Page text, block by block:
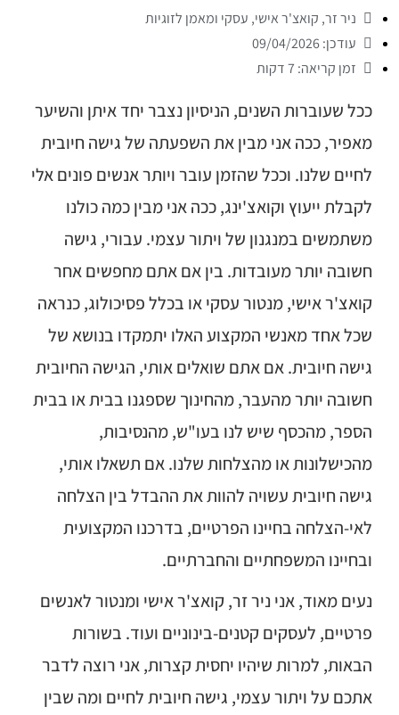
ניר זר, קואצ'ר אישי, עסקי ומאמן לזוגיות
עודכן: 09/04/2026
זמן קריאה: 7 דקות
ככל שעוברות השנים, הניסיון נצבר יחד איתן והשיער
מאפיר, ככה אני מבין את השפעתה של גישה חיובית
לחיים שלנו. וככל שהזמן עובר ויותר אנשים פונים אלי
לקבלת ייעוץ וקואצ'ינג, ככה אני מבין כמה כולנו
משתמשים במנגנון של ויתור עצמי. עבורי, גישה
חשובה יותר מעובדות. בין אם אתם מחפשים אחר
קואצ'ר אישי, מנטור עסקי או בכלל פסיכולוג, כנראה
שכל אחד מאנשי המקצוע האלו יתמקדו בנושא של
גישה חיובית. אם אתם שואלים אותי, הגישה החיובית
חשובה יותר מהעבר, מהחינוך שספגנו בבית או בבית
הספר, מהכסף שיש לנו בעו"ש, מהנסיבות,
מהכישלונות או מהצלחות שלנו. אם תשאלו אותי,
גישה חיובית עשויה להוות את ההבדל בין הצלחה
לאי-הצלחה בחיינו הפרטיים, בדרכנו המקצועית
ובחיינו המשפחתיים והחברתיים.
נעים מאוד, אני ניר זר, קואצ'ר אישי ומנטור לאנשים
פרטיים, לעסקים קטנים-בינוניים ועוד. בשורות
הבאות, למרות שיהיו יחסית קצרות, אני רוצה לדבר
אתכם על ויתור עצמי, גישה חיובית לחיים ומה שבין